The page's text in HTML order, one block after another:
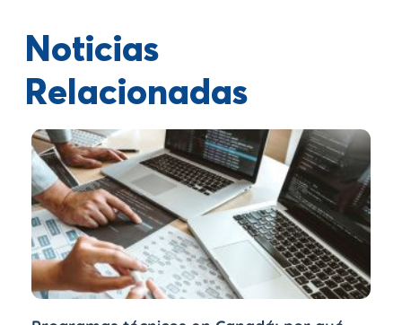
Noticias
Relacionadas